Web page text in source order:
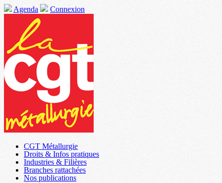
Agenda Connexion
CGT Métallurgie
Droits & Infos pratiques
Industries & Filières
Branches rattachées
Nos publications